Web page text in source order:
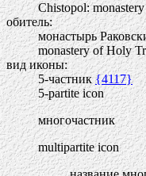
Chistopol:
обитель:
монастырь
monastery of Holy
вид иконы:
5-частник{4117}
5-partite icon
многочастник
multipartite icon